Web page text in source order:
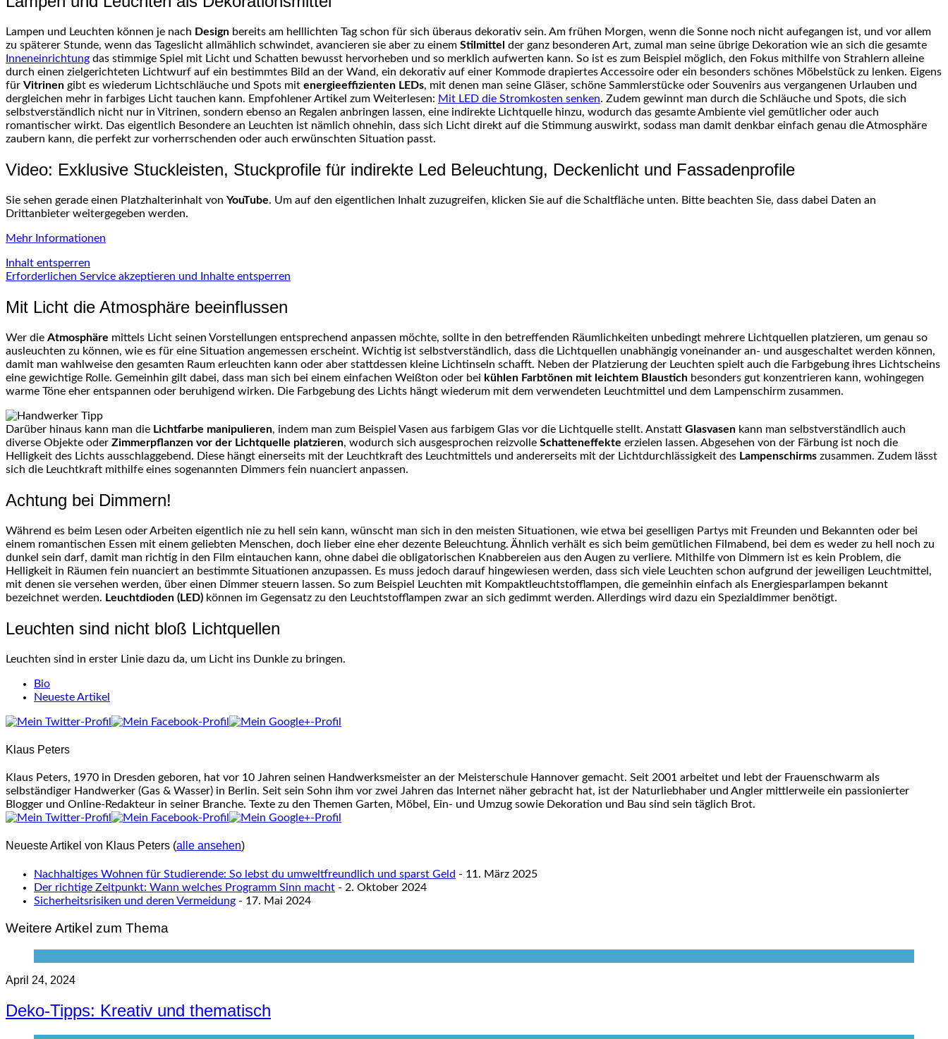
Lampen und Leuchten können je nach Design bereits am helllichten Tag schon für sich überaus dekorativ sein. Am frühen Morgen, wenn die Sonne noch nicht aufegangen ist, und vor allem
zu späterer Stunde, wenn das Tageslicht allmählich schwindet, avancieren sie aber zu einem Stilmittel der ganz besonderen Art, zumal man seine übrige Dekoration wie an sich die gesamte
Inneneinrichtung das stimmige Spiel mit Licht und Schatten bewusst hervorheben und so merklich aufwerten kann. So ist es zum Beispiel möglich, den Fokus mithilfe von Strahlern alleine
durch einen zielgerichteten Lichtwurf auf ein bestimmtes Bild an der Wand, ein dekorativ auf einer Kommode drapiertes Accessoire oder ein besonders schönes Möbelstück zu lenken. Eigens
für Vitrinen gibt es wiederum Lichtschläuche und Spots mit energieeffizienten LEDs, mit denen man seine Gläser, schöne Sammlerstücke oder Souvenirs aus vergangenen Urlauben und
dergleichen mehr in farbiges Licht tauchen kann. Empfohlener Artikel zum Weiterlesen: Mit LED die Stromkosten senken. Zudem gewinnt man durch die Schläuche und Spots, die sich
selbstverständlich nicht nur in Vitrinen, sondern ebenso an Regalen anbringen lassen, eine indirekte Lichtquelle hinzu, wodurch das gesamte Ambiente viel gemütlicher oder auch
romantischer wirkt. Das eigentlich Besondere an Leuchten ist nämlich ohnehin, dass sich Licht direkt auf die Stimmung auswirkt, sodass man damit denkbar einfach genau die Atmosphäre
zaubern kann, die perfekt zur vorherrschenden oder auch erwünschten Situation passt.
Video: Exklusive Stuckleisten, Stuckprofile für indirekte Led Beleuchtung, Deckenlicht und Fassadenprofile
Sie sehen gerade einen Platzhalterinhalt von YouTube. Um auf den eigentlichen Inhalt zuzugreifen, klicken Sie auf die Schaltfläche unten. Bitte beachten Sie, dass dabei Daten an
Drittanbieter weitergegeben werden.
Mehr Informationen
Inhalt entsperren
Erforderlichen Service akzeptieren und Inhalte entsperren
Mit Licht die Atmosphäre beeinflussen
Wer die Atmosphäre mittels Licht seinen Vorstellungen entsprechend anpassen möchte, sollte in den betreffenden Räumlichkeiten unbedingt mehrere Lichtquellen platzieren, um genau so
ausleuchten zu können, wie es für eine Situation angemessen erscheint. Wichtig ist selbstverständlich, dass die Lichtquellen unabhängig voneinander an- und ausgeschaltet werden können,
damit man wahlweise den gesamten Raum erleuchten kann oder aber stattdessen kleine Lichtinseln schafft. Neben der Platzierung der Leuchten spielt auch die Farbgebung ihres Lichtscheins
eine gewichtige Rolle. Gemeinhin gilt dabei, dass man sich bei einem einfachen Weißton oder bei kühlen Farbtönen mit leichtem Blaustich besonders gut konzentrieren kann, wohingegen
warme Töne eher entspannen oder beruhigend wirken. Die Farbgebung des Lichts hängt wiederum mit dem verwendeten Leuchtmittel und dem Lampenschirm zusammen.
Darüber hinaus kann man die Lichtfarbe manipulieren, indem man zum Beispiel Vasen aus farbigem Glas vor die Lichtquelle stellt. Anstatt Glasvasen kann man selbstverständlich auch
diverse Objekte oder Zimmerpflanzen vor der Lichtquelle platzieren, wodurch sich ausgesprochen reizvolle Schatteneffekte erzielen lassen. Abgesehen von der Färbung ist noch die
Helligkeit des Lichts ausschlaggebend. Diese hängt einerseits mit der Leuchtkraft des Leuchtmittels und andererseits mit der Lichtdurchlässigkeit des Lampenschirms zusammen. Zudem lässt
sich die Leuchtkraft mithilfe eines sogenannten Dimmers fein nuanciert anpassen.
Achtung bei Dimmern!
Während es beim Lesen oder Arbeiten eigentlich nie zu hell sein kann, wünscht man sich in den meisten Situationen, wie etwa bei geselligen Partys mit Freunden und Bekannten oder bei
einem romantischen Essen mit einem geliebten Menschen, doch lieber eine eher dezente Beleuchtung. Ähnlich verhält es sich beim gemütlichen Filmabend, bei dem es weder zu hell noch zu
dunkel sein darf, damit man richtig in den Film eintauchen kann, ohne dabei die obligatorischen Knabbereien aus den Augen zu verliere. Mithilfe von Dimmern ist es kein Problem, die
Helligkeit in Räumen fein nuanciert an bestimmte Situationen anzupassen. Es muss jedoch darauf hingewiesen werden, dass sich viele Leuchten schon aufgrund der jeweiligen Leuchtmittel,
mit denen sie versehen werden, über einen Dimmer steuern lassen. So zum Beispiel Leuchten mit Kompaktleuchtstofflampen, die gemeinhin einfach als Energiesparlampen bekannt
bezeichnet werden. Leuchtdioden (LED) können im Gegensatz zu den Leuchtstofflampen zwar an sich gedimmt werden. Allerdings wird dazu ein Spezialdimmer benötigt.
Leuchten sind nicht bloß Lichtquellen
Leuchten sind in erster Linie dazu da, um Licht ins Dunkle zu bringen.
following
tabs
content
Bio
Neueste Artikel
Klaus Peters
Klaus Peters, 1970 in Dresden geboren, hat vor 10 Jahren seinen Handwerksmeister an der Meisterschule Hannover gemacht. Seit 2001 arbeitet und lebt der Frauenschwarm als
selbständiger Handwerker (Gas & Wasser) in Berlin. Seit sein Sohn ihm vor zwei Jahren das Internet näher gebracht hat, ist der Naturliebhaber und Angler mittlerweile ein passionierter
Blogger und Online-Redakteur in seiner Branche. Texte zu den Themen Garten, Möbel, Ein- und Umzug sowie Dekoration und Bau sind sein täglich Brot.
Neueste Artikel von Klaus Peters (alle ansehen)
Nachhaltiges Wohnen für Studierende: So lebst du umweltfreundlich und sparst Geld - 11. März 2025
Der richtige Zeitpunkt: Wann welches Programm Sinn macht - 2. Oktober 2024
Sicherheitsrisiken und deren Vermeidung - 17. Mai 2024
Weitere Artikel zum Thema
April 24, 2024
Deko-Tipps: Kreativ und thematisch